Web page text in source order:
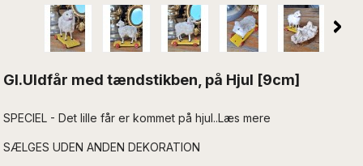
Gl.Uldfår med tændstikben, på Hjul [9cm]
SPECIEL - Det lille får er kommet på hjul..Læs mere
SÆLGES UDEN ANDEN DEKORATION